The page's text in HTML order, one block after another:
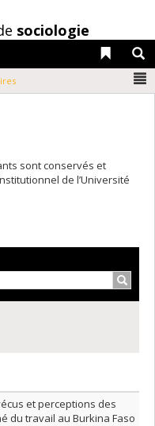
sociologie
Liens
sont conservés et
de l’Université
croissant
et perceptions des
du travail au Burkina Faso